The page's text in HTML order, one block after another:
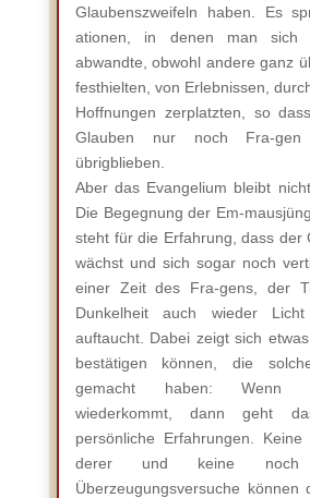
Glaubenszweifeln haben. Es
ationen, in denen man sich
abwandte, obwohl andere ganz
festhielten, von Erlebnissen,
Hoffnungen zerplatzten, so
Glauben nur noch Fra-
übrigblieben.
Aber das Evangelium bleibt
Die Begegnung der Em-
steht für die Erfahrung, dass der
wächst und sich sogar noch
einer Zeit des Fra-gens, der
Dunkelheit auch wieder
auftaucht. Dabei zeigt sich
bestätigen können, die
gemacht haben: Wenn
wiederkommt, dann geht
persönliche Erfahrungen.
derer und keine
Überzeugungsversuche können